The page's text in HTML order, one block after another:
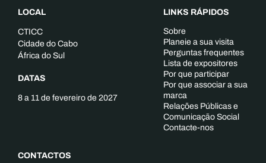
LOCAL
CTICC
Cidade do Cabo
África do Sul
DATAS
8 a 11 de fevereiro de 2027
CONTACTOS
LINKS RÁPIDOS
Sobre
Planeie a sua visita
Perguntas frequentes
Lista de expositores
Por que participar
Por que associar a sua
marca
Relações Públicas e
Comunicação Social
Contacte-nos